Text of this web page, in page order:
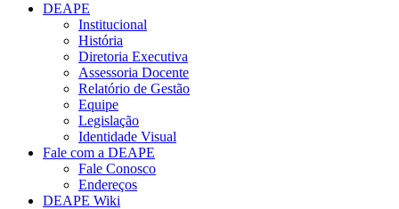
DEAPE
Institucional
História
Diretoria Executiva
Assessoria Docente
Relatório de Gestão
Equipe
Legislação
Identidade Visual
Fale com a DEAPE
Fale Conosco
Endereços
DEAPE Wiki